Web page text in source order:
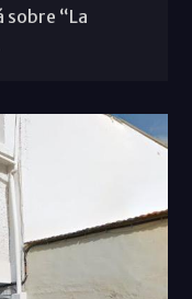
sobre “La